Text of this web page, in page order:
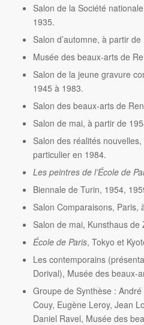
Salon de la Société
1935.
Salon d’automne, à partir
Musée des beaux-arts de
Salon de la jeune gravure
1945 à 1983.
Salon des beaux-arts de
Salon de mai, à partir de
Salon des réalités
particulier en 1984.
Les peintres de l’École de
Biennale de Turin, 1954,
Salon Comparaisons, Paris,
Salon de mai, Kunsthaus de
École de Paris, Tokyo et
Les contemporains
Dorival), Musée des beaux-
Groupe de Synthèse :
Couy, Eugène Leroy, Jean
Daniel Ravel, Musée des